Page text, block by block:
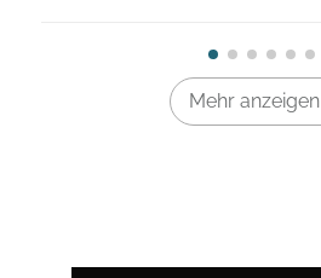
Mehr anzeigen